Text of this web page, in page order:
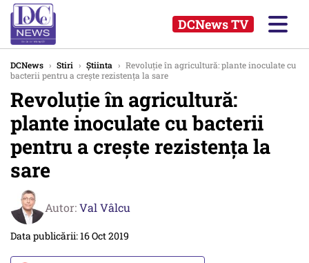
DCNews TV
DCNews › Stiri › Știinta › Revoluție în agricultură: plante inoculate cu
bacterii pentru a crește rezistența la sare
Revoluție în agricultură:
plante inoculate cu bacterii
pentru a crește rezistența la
sare
Autor:Val Vâlcu
Data publicării: 16 Oct 2019